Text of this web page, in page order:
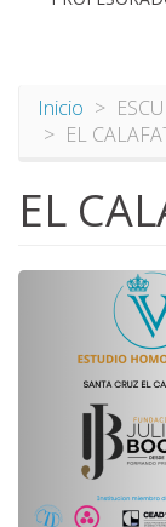
Inicio
EL
EL